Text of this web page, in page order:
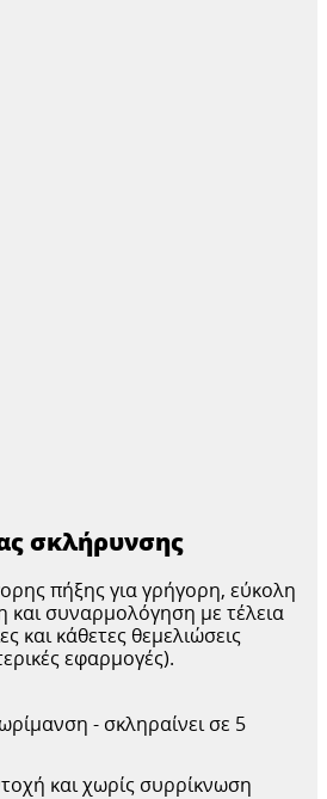
σκλήρυνσης
πήξης για γρήγορη, εύκολη
και συναρμολόγηση με τέλεια
και κάθετες θεμελιώσεις
εφαρμογές).
- σκληραίνει σε 5
και χωρίς συρρίκνωση